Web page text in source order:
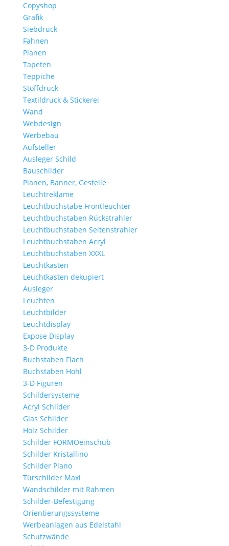
Copyshop
Grafik
Siebdruck
Fahnen
Planen
Tapeten
Teppiche
Stoffdruck
Textildruck & Stickerei
Wand
Webdesign
Werbebau
Aufsteller
Ausleger Schild
Bauschilder
Planen, Banner, Gestelle
Leuchtreklame
Leuchtbuchstabe Frontleuchter
Leuchtbuchstaben Rückstrahler
Leuchtbuchstaben Seitenstrahler
Leuchtbuchstaben Acryl
Leuchtbuchstaben XXXL
Leuchtkasten
Leuchtkasten dekupiert
Ausleger
Leuchten
Leuchtbilder
Leuchtdisplay
Expose Display
3-D Produkte
Buchstaben Flach
Buchstaben Hohl
3-D Figuren
Schildersysteme
Acryl Schilder
Glas Schilder
Holz Schilder
Schilder FORMOeinschub
Schilder Kristallino
Schilder Plano
Türschilder Maxi
Wandschilder mit Rahmen
Schilder-Befestigung
Orientierungssysteme
Werbeanlagen aus Edelstahl
Schutzwände